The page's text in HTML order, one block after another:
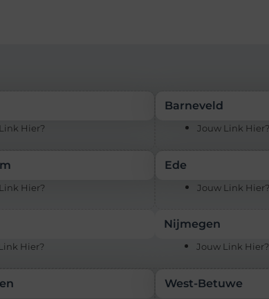
Hier?
Hier?
Hier?
Barneveld
Jouw Link Hier?
Ede
Jouw Link Hier?
Nijmegen
Jouw Link Hier?
West-Betuwe